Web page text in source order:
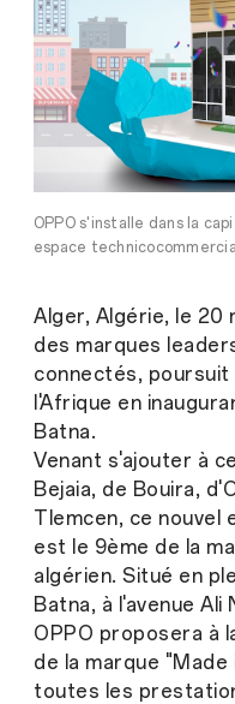
OPPO s'installe dans la
espace
Alger, Algérie, le 20
des marques
connectés,
l'Afrique en
Batna.
Venant s'ajouter à
Bejaia, de Bouira,
Tlemcen, ce nouvel
est le 9ème de la
algérien. Situé en
Batna, à l'avenue Ali
OPPO proposera à
de la marque
toutes les